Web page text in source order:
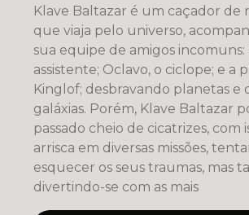
Klave Baltazar é um caçador de
que viaja pelo universo,
sua equipe de amigos incomuns:
assistente; Oclavo, o ciclope; e a
Kinglof; desbravando planetas e
galáxias. Porém, Klave Baltazar
passado cheio de cicatrizes, com
arrisca em diversas missões,
esquecer os seus traumas, mas
divertindo-se com as mais